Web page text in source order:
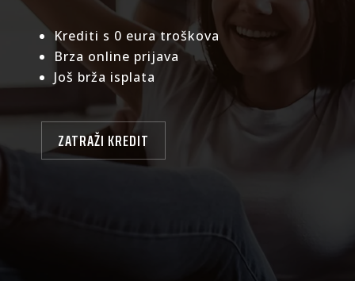
Krediti s 0 eura troškova
Brza online prijava
Još brža isplata
ZATRAŽI KREDIT